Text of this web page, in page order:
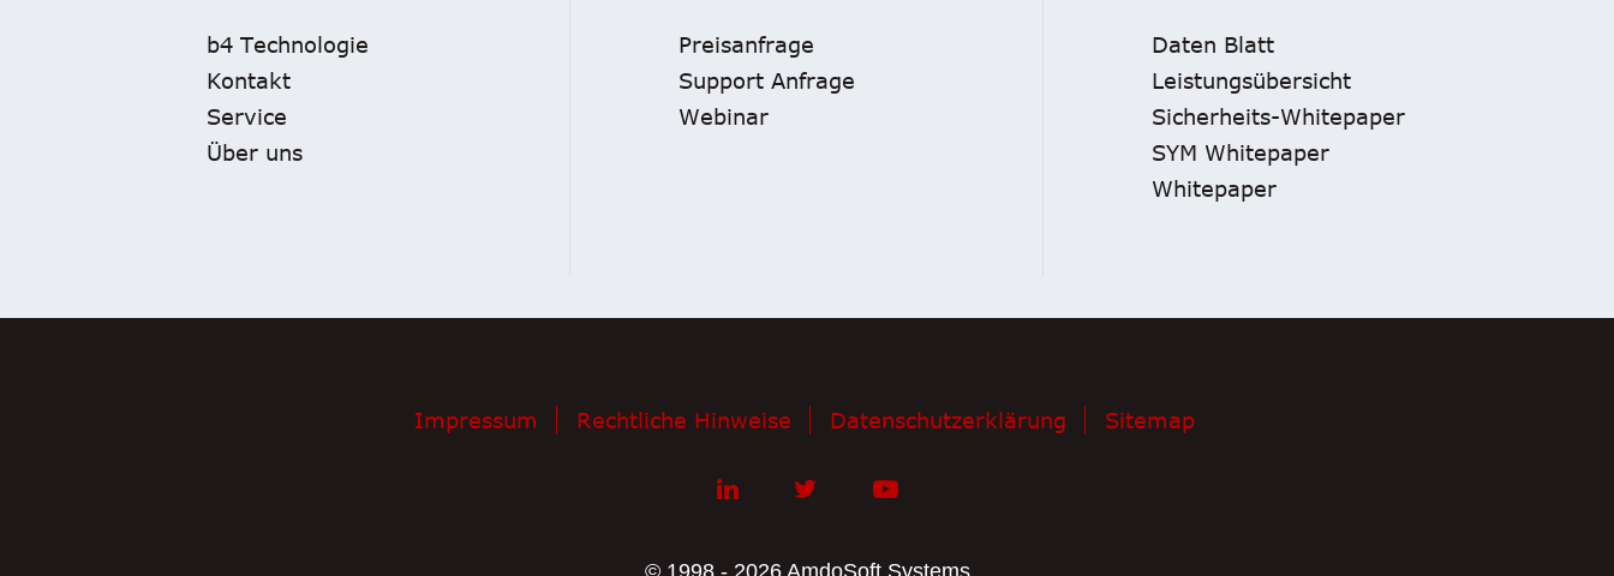
b4 Technologie
Kontakt
Service
Über uns
Preisanfrage
Support Anfrage
Webinar
Daten Blatt
Leistungsübersicht
Sicherheits-Whitepaper
SYM Whitepaper
Whitepaper
Impressum Rechtliche Hinweise Datenschutzerklärung Sitemap
© 1998 - 2026 AmdoSoft Systems